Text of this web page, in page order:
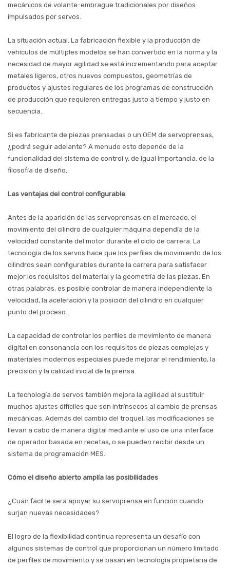
mecánicos de volante-embrague tradicionales por diseños
impulsados por servos.
La situación actual. La fabricación flexible y la producción de
vehículos de múltiples modelos se han convertido en la norma y la
necesidad de mayor agilidad se está incrementando para aceptar
metales ligeros, otros nuevos compuestos, geometrías de
productos y ajustes regulares de los programas de construcción
de producción que requieren entregas justo a tiempo y justo en
secuencia.
Si es fabricante de piezas prensadas o un OEM de servoprensas,
¿podrá seguir adelante? A menudo esto depende de la
funcionalidad del sistema de control y, de igual importancia, de la
filosofía de diseño.
Las ventajas del control configurable
Antes de la aparición de las servoprensas en el mercado, el
movimiento del cilindro de cualquier máquina dependía de la
velocidad constante del motor durante el ciclo de carrera. La
tecnología de los servos hace que los perfiles de movimiento de los
cilindros sean configurables durante la carrera para satisfacer
mejor los requisitos del material y la geometría de las piezas. En
otras palabras, es posible controlar de manera independiente la
velocidad, la aceleración y la posición del cilindro en cualquier
punto del proceso.
La capacidad de controlar los perfiles de movimiento de manera
digital en consonancia con los requisitos de piezas complejas y
materiales modernos especiales puede mejorar el rendimiento, la
precisión y la calidad inicial de la prensa.
La tecnología de servos también mejora la agilidad al sustituir
muchos ajustes difíciles que son intrínsecos al cambio de prensas
mecánicas. Además del cambio del troquel, las modificaciones se
llevan a cabo de manera digital mediante el uso de una interface
de operador basada en recetas, o se pueden recibir desde un
sistema de programación MES.
Cómo el diseño abierto amplía las posibilidades
¿Cuán fácil le será apoyar su servoprensa en función cuando
surjan nuevas necesidades?
El logro de la flexibilidad continua representa un desafío con
algunos sistemas de control que proporcionan un número limitado
de perfiles de movimiento y se basan en tecnología propietaria de